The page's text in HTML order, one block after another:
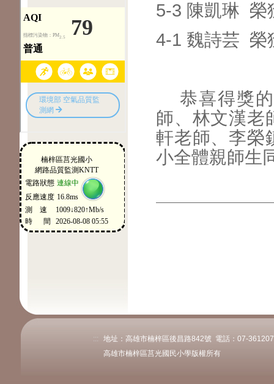
5-3 陳凱琳 榮
4-1 魏詩芸 榮
恭喜得獎的
師、林文漢老
軒老師、李榮
小全體親師生
:::
地址：高雄市楠梓區後昌路842號 電話：07-
高雄市楠梓區莒光國民小學版權所有